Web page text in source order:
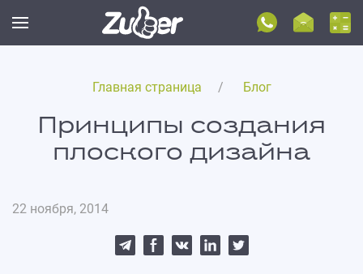
Главная страница Блог
Принципы создания
плоского дизайна
22 ноября, 2014